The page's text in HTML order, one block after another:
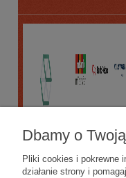
Dbamy o
Pliki cookies i pokrewne
działanie strony i